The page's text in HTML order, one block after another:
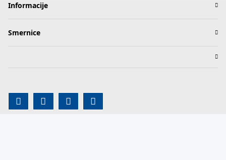
Informacije
Smernice